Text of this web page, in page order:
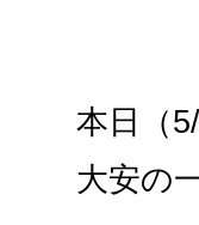
本日（
大安の